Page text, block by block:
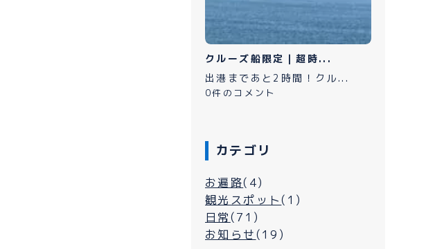
クルーズ船限定｜超時...
出港まであと2時間！クル...
0件のコメント
カテゴリ
お遍路(4)
観光スポット(1)
日常(71)
お知らせ(19)